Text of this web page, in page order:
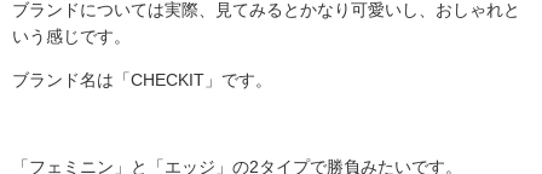
ブランドについては実際、見てみるとかなり可愛いし、おしゃれと
いう感じです。
ブランド名は「CHECKIT」です。
「フェミニン」と「エッジ」の2タイプで勝負みたいです。